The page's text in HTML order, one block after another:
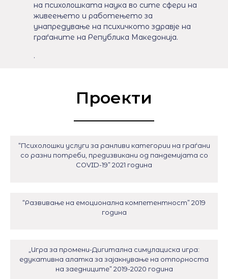
на психолошката наука во сите сфери на
живеењето и работењето за
унапредување на психичкото здравје на
граѓаните на Република Македонија.
.
Проекти
“Психолошки услуги за ранливи категории на граѓани
со разни потреби, предизвикани од пандемијата со
COVID-19” 2021 година
“Развивање на емоционална компетентност” 2019
година
„Игра за промени-Дигитална симулациска игра:
едукативна алатка за зајакнување на отпорноста
на заедниците” 2019-2020 година